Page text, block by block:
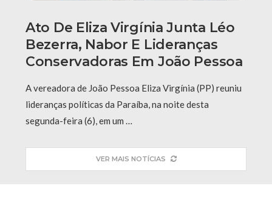
Ato De Eliza Virgínia Junta Léo
Bezerra, Nabor E Lideranças
Conservadoras Em João Pessoa
A vereadora de João Pessoa Eliza Virgínia (PP) reuniu
lideranças políticas da Paraíba, na noite desta
segunda-feira (6), em um …
VER MAIS NOTÍCIAS